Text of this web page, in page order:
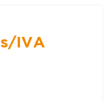
O
s/IVA